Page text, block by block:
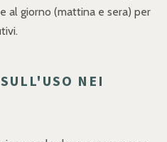
al giorno (mattina e sera) per
NEI